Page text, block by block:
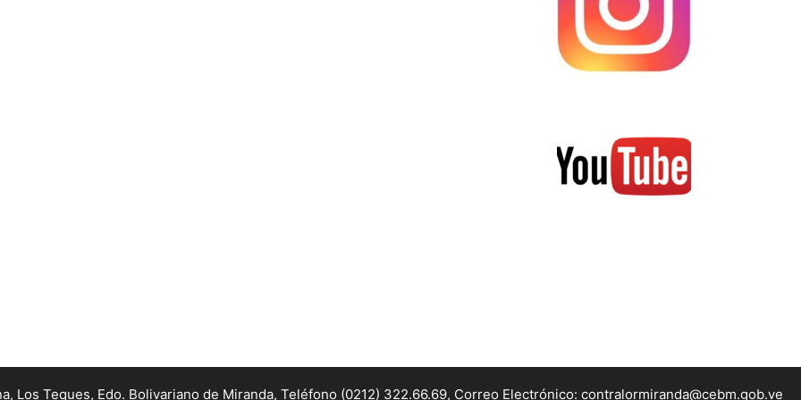
Los Teques, Edo. Bolivariano de Miranda, Teléfono (0212) 322.66.69, Correo Electrónico: contralormiranda@cebm.gob.ve